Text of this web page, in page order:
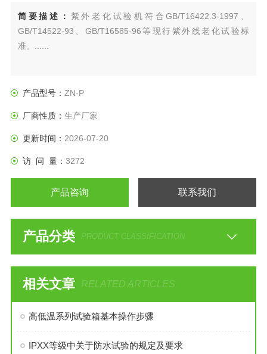
简要描述： 紫外老化试验机符合GB/T16422.3-1997、
GB/T14522-93、GB/T16585-96等现行紫外线老化试验标
准。......
产品型号： ZN-P
厂商性质： 生产厂家
更新时间： 2026-07-20
访 问 量： 3272
产品咨询 联系我们
产品分类 PRODUCT CLASSIFICATION
相关文章 RELATED ARTICLES
高低温系列试验箱基本操作步骤
IPXX等级中关于防水试验的规定及要求